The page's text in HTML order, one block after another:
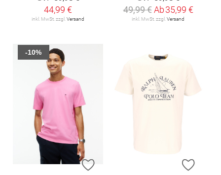
44,99 €
inkl. MwSt. zzgl.Versand
49,99 € Ab35,99 €
inkl. MwSt. zzgl.Versand
ZUR WUNSCHLISTE HINZUFÜGEN
-10%
ZUR